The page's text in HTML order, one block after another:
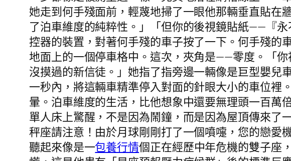
她走到何手殘面前，輕蔑地掃了一眼他那輛垂直貼在
了泊車維度的純粹性。」「但你的後視鏡貼紙——『
控器的裝置，對著何手殘的車子按了一下。何手殘的
地面上的一個停車格中。這次，夾角是——零度。「
沒摸過的新信徒。」她指了指旁邊一輛像是巨型嬰兒
一秒內，將這輛車精準停入對面的針眼大小的車位裡
暈。泊車維度的生活，比他想象中還要無理頭一百萬
單人床上驚醒，不是因為鬧鐘，而是因為屋頂傳來了
秤座請注意！由於月球剛剛打了一個噴嚏，您的戀愛
聽起來像是一包養行情個正在經歷中年危機的雙子座